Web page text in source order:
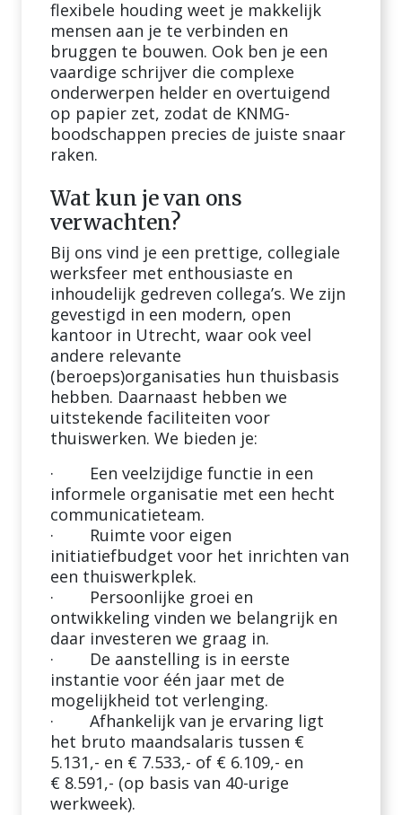
flexibele houding weet je makkelijk
mensen aan je te verbinden en
bruggen te bouwen. Ook ben je een
vaardige schrijver die complexe
onderwerpen helder en overtuigend
op papier zet, zodat de KNMG-
boodschappen precies de juiste snaar
raken.
Wat kun je van ons
verwachten?
Bij ons vind je een prettige, collegiale
werksfeer met enthousiaste en
inhoudelijk gedreven collega’s. We zijn
gevestigd in een modern, open
kantoor in Utrecht, waar ook veel
andere relevante
(beroeps)organisaties hun thuisbasis
hebben. Daarnaast hebben we
uitstekende faciliteiten voor
thuiswerken. We bieden je:
· Een veelzijdige functie in een
informele organisatie met een hecht
communicatieteam.
· Ruimte voor eigen
initiatiefbudget voor het inrichten van
een thuiswerkplek.
· Persoonlijke groei en
ontwikkeling vinden we belangrijk en
daar investeren we graag in.
· De aanstelling is in eerste
instantie voor één jaar met de
mogelijkheid tot verlenging.
· Afhankelijk van je ervaring ligt
het bruto maandsalaris tussen €
5.131,- en € 7.533,- of € 6.109,- en
€ 8.591,- (op basis van 40-urige
werkweek).